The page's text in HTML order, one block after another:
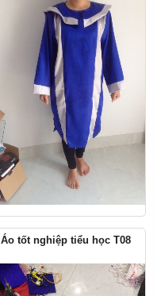
Áo tốt nghiệp tiểu học T08